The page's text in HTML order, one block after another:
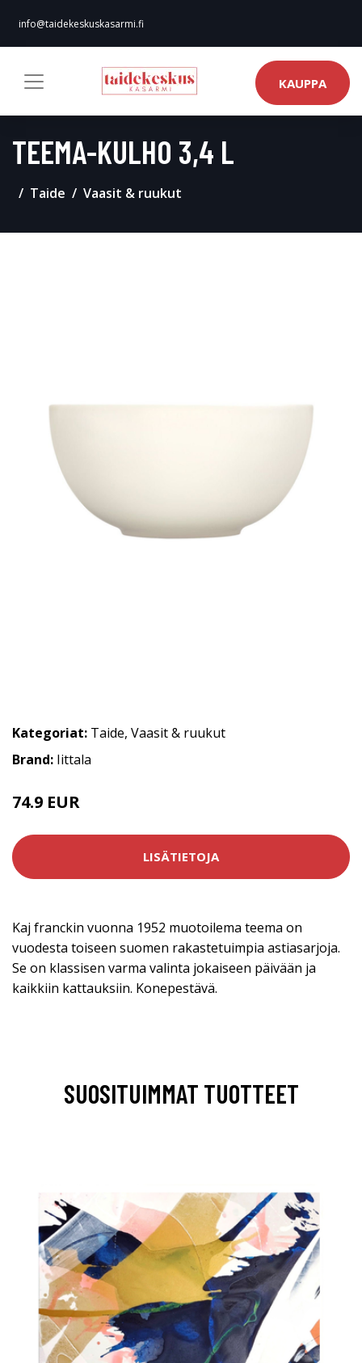
info@taidekeskuskasarmi.fi
KAUPPA
TEEMA-KULHO 3,4 L
Taide Vaasit & ruukut
Kategoriat: Taide, Vaasit & ruukut
Brand: Iittala
74.9 EUR
LISÄTIETOJA
Kaj franckin vuonna 1952 muotoilema teema on
vuodesta toiseen suomen rakastetuimpia astiasarjoja.
Se on klassisen varma valinta jokaiseen päivään ja
kaikkiin kattauksiin. Konepestävä.
SUOSITUIMMAT TUOTTEET